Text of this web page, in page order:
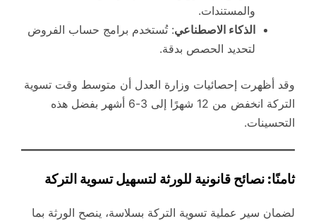
والمستندات.
الذكاء الاصطناعي: تُستخدم برامج حساب الفروض
لتحديد الحصص بدقة.
وقد أظهرت إحصائيات وزارة العدل أن متوسط وقت تسوية
التركة انخفض من 12 شهرًا إلى 3-6 أشهر بفضل هذه
التحسينات.
ثامنًا: نصائح قانونية للورثة لتسهيل تسوية التركة
لضمان سير عملية تسوية التركة بسلاسة، ينصح الورثة بما